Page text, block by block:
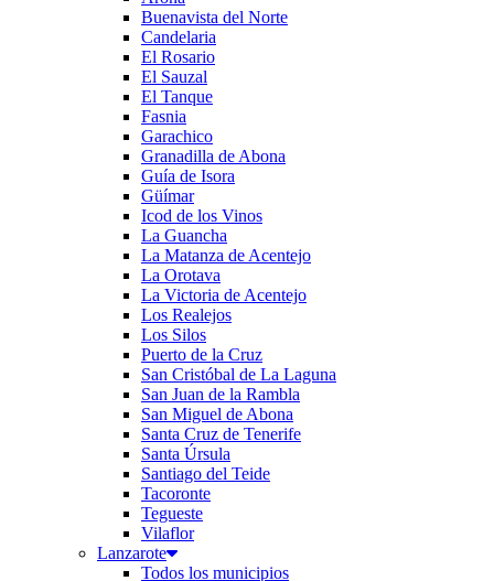
Buenavista del Norte
Candelaria
El Rosario
El Sauzal
El Tanque
Fasnia
Garachico
Granadilla de Abona
Guía de Isora
Güímar
Icod de los Vinos
La Guancha
La Matanza de Acentejo
La Orotava
La Victoria de Acentejo
Los Realejos
Los Silos
Puerto de la Cruz
San Cristóbal de La Laguna
San Juan de la Rambla
San Miguel de Abona
Santa Cruz de Tenerife
Santa Úrsula
Santiago del Teide
Tacoronte
Tegueste
Vilaflor
Lanzarote
Todos los municipios